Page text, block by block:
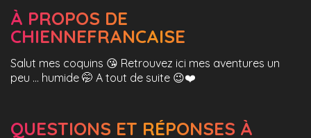
À PROPOS DE
CHIENNEFRANCAISE
Salut mes coquins 😘 Retrouvez ici mes aventures un
peu … humide 🤭 A tout de suite 😉❤️
QUESTIONS ET RÉPONSES À